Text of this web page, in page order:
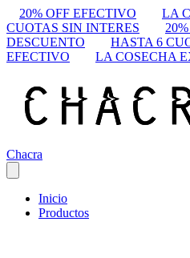
20% OFF EFECTIVO LA
CUOTAS SIN INTERES
DESCUENTO
HASTA 6
EFECTIVO
LA COSECHA
Chacra
Inicio
Productos